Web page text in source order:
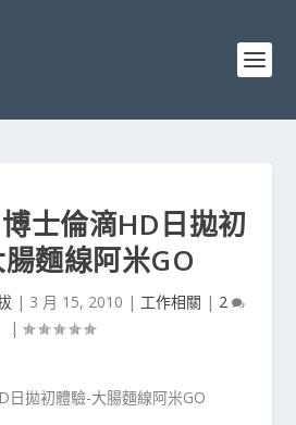
士倫滴HD日拋初
麵線阿米GO
| 3 月 15, 2010 | 工作相關 | 2
|